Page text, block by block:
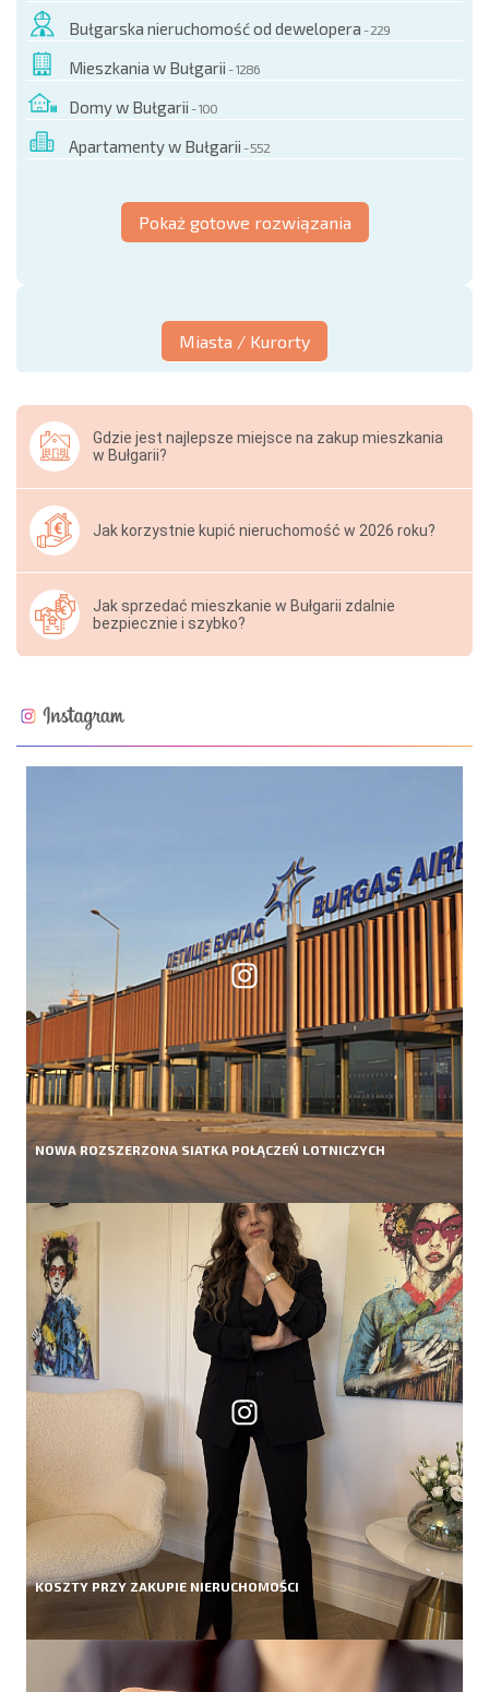
Bułgarska nieruchomość od dewelopera - 229
Mieszkania w Bułgarii - 1286
Domy w Bułgarii - 100
Apartamenty w Bułgarii - 552
Pokaż gotowe rozwiązania
Miasta / Kurorty
Gdzie jest najlepsze miejsce na zakup mieszkania
w Bułgarii?
Jak korzystnie kupić nieruchomość w 2026 roku?
Jak sprzedać mieszkanie w Bułgarii zdalnie
bezpiecznie i szybko?
NOWA ROZSZERZONA SIATKA POŁĄCZEŃ LOTNICZYCH
KOSZTY PRZY ZAKUPIE NIERUCHOMOŚCI